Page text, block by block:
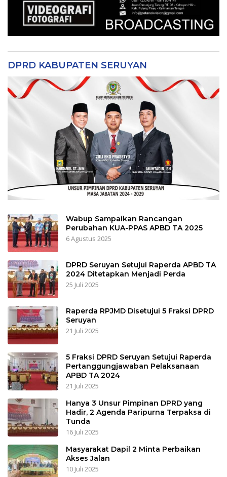
DPRD KABUPATEN SERUYAN
Wabup Sampaikan Rancangan
Perubahan KUA-PPAS APBD TA 2025
6 Agustus 2025
DPRD Seruyan Setujui Raperda APBD TA
2024 Ditetapkan Menjadi Perda
25 Juli 2025
Raperda RPJMD Disetujui 5 Fraksi DPRD
Seruyan
21 Juli 2025
5 Fraksi DPRD Seruyan Setujui Raperda
Pertanggungjawaban Pelaksanaan
APBD TA 2024
21 Juli 2025
Hanya 3 Unsur Pimpinan DPRD yang
Hadir, 2 Agenda Paripurna Terpaksa di
Tunda
16 Juli 2025
Masyarakat Dapil 2 Minta Perbaikan
Akses Jalan
10 Juli 2025